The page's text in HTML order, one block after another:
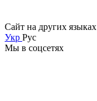
Сайт на других языках
Укр Рус
Мы в соцсетях